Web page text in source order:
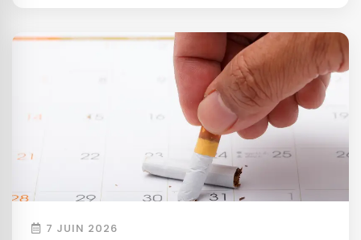
7 JUIN 2026